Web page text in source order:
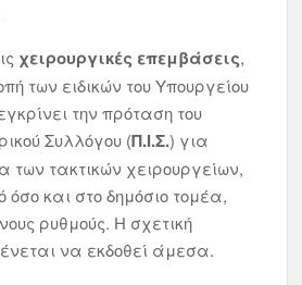
χειρουργικές επεμβάσεις,
των ειδικών του Υπουργείου
την πρόταση του
Συλλόγου (Π.Ι.Σ.) για
των τακτικών χειρουργείων,
όσο και στο δημόσιο τομέα,
ρυθμούς. Η σχετική
να εκδοθεί άμεσα.